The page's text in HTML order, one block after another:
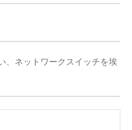
、ネットワークスイッチを埃